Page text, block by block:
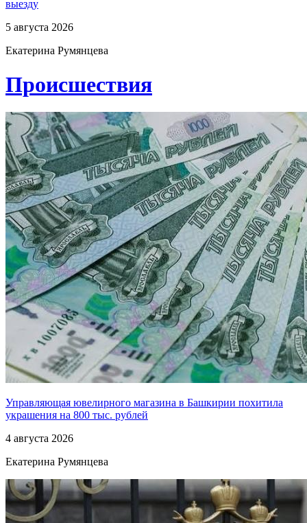
выезду
5 августа 2026
Екатерина Румянцева
Проиcшествия
Управляющая ювелирного магазина в Башкирии похитила
украшения на 800 тыс. рублей
4 августа 2026
Екатерина Румянцева